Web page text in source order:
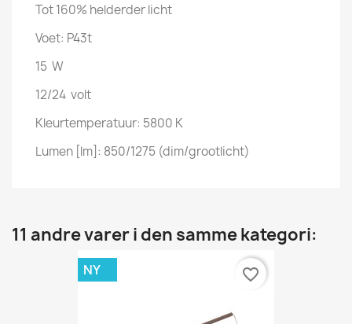
Tot 160% helderder licht
Voet: P43t
15 W
12/24 volt
Kleurtemperatuur: 5800 K
Lumen [lm]: 850/1275 (dim/grootlicht)
11 andre varer i den samme kategori:
NY favorite_border